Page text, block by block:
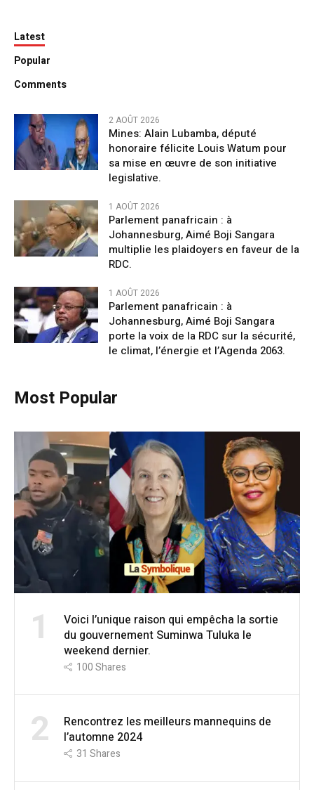
Latest
Popular
Comments
2 AOÛT 2026
Mines: Alain Lubamba, député
honoraire félicite Louis Watum pour
sa mise en œuvre de son initiative
legislative.
1 AOÛT 2026
Parlement panafricain : à
Johannesburg, Aimé Boji Sangara
multiplie les plaidoyers en faveur de la
RDC.
1 AOÛT 2026
Parlement panafricain : à
Johannesburg, Aimé Boji Sangara
porte la voix de la RDC sur la sécurité,
le climat, l’énergie et l’Agenda 2063.
Most Popular
1
Voici l’unique raison qui empêcha la sortie
du gouvernement Suminwa Tuluka le
weekend dernier.
100Shares
2
Rencontrez les meilleurs mannequins de
l’automne 2024
31 Shares